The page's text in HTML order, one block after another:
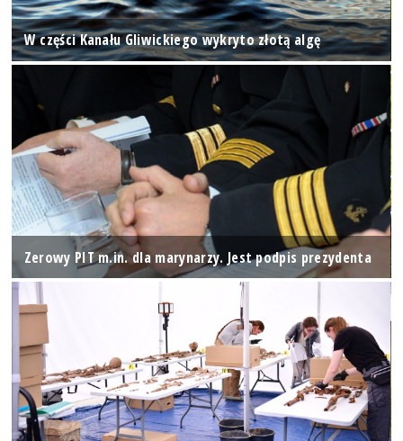
W części Kanału Gliwickiego wykryto złotą algę
Zerowy PIT m.in. dla marynarzy. Jest podpis prezydenta